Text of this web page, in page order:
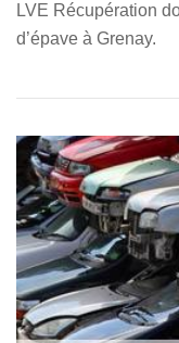
LVE Récupération
d’épave à Grenay.